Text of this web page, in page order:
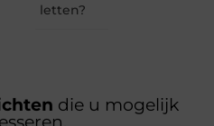
letten?
die u mogelijk